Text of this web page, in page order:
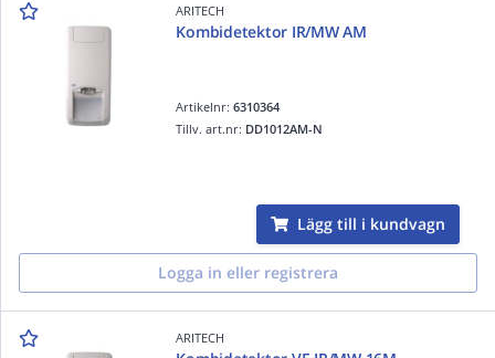
ARITECH
Kombidetektor IR/MW AM
Artikelnr:6310364
Tillv. art.nr: DD1012AM-N
Lägg till i kundvagn
Logga in eller registrera
ARITECH